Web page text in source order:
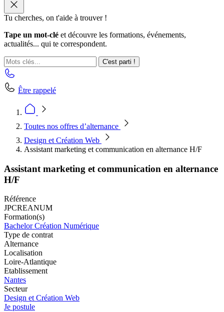
Tu cherches, on t'aide à trouver !
Tape un mot-clé et découvre les formations, événements,
actualités... qui te correspondent.
C'est parti !
Être rappelé
Toutes nos offres d’alternance
Design et Création Web
Assistant marketing et communication en alternance H/F
Assistant marketing et communication en alternance
H/F
Référence
JPCREANUM
Formation(s)
Bachelor Création Numérique
Type de contrat
Alternance
Localisation
Loire-Atlantique
Etablissement
Nantes
Secteur
Design et Création Web
Je postule